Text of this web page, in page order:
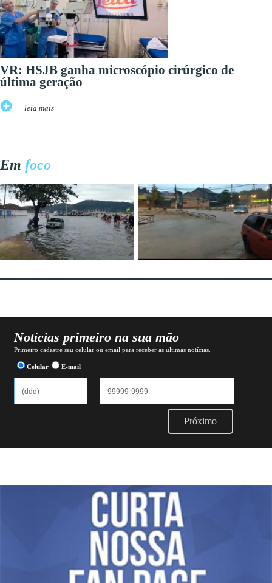
VR: HSJB ganha microscópio cirúrgico de
última geração
leia mais
Em foco
Notícias primeiro na sua mão
Primeiro cadastre seu celular ou email para receber as ultimas notícias.
Celular E-mail
Próximo